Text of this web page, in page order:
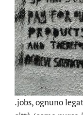
.jobs, ognuno